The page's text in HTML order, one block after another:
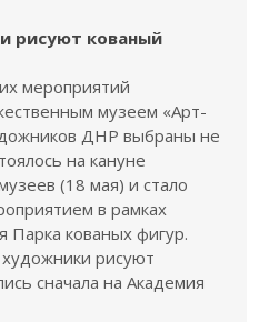
рисуют кованый
мероприятий
музеем «Арт-
ДНР выбраны не
на кануне
(18 мая) и стало
в рамках
Парка кованых фигур.
рисуют
сначала на Академия